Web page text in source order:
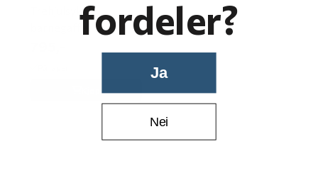
Trehjulsykkelfordeler?
Ja
Nei